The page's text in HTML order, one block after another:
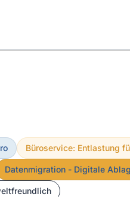
Büroservice: Entlastung
Datenmigration - Digitale